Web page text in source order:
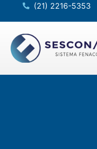
(21) 2216-5353